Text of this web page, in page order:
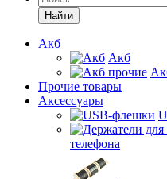
Найти
Акб
Акб
Прочие товары
Аксессуары
телефона